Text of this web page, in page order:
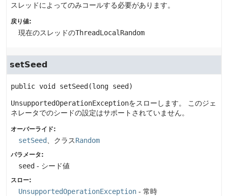
スレッドによってのみコールする必要があります。
戻り値:
現在のスレッドのThreadLocalRandom
setSeed
public void setSeed (long seed)
UnsupportedOperationExceptionをスローします。
このジェ
ネレータでのシードの設定はサポートされていません。
オーバーライド:
setSeed 、クラスRandom
パラメータ:
seed - シード値
スロー:
UnsupportedOperationException - 常時